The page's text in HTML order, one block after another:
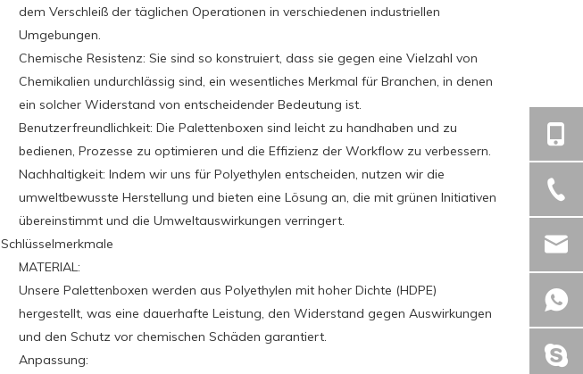
dem Verschleiß der täglichen Operationen in verschiedenen industriellen
Umgebungen.
Chemische Resistenz: Sie sind so konstruiert, dass sie gegen eine Vielzahl von
Chemikalien undurchlässig sind, ein wesentliches Merkmal für Branchen, in denen
ein solcher Widerstand von entscheidender Bedeutung ist.
Benutzerfreundlichkeit: Die Palettenboxen sind leicht zu handhaben und zu
bedienen, Prozesse zu optimieren und die Effizienz der Workflow zu verbessern.
Nachhaltigkeit: Indem wir uns für Polyethylen entscheiden, nutzen wir die
umweltbewusste Herstellung und bieten eine Lösung an, die mit grünen Initiativen
übereinstimmt und die Umweltauswirkungen verringert.
Schlüsselmerkmale
MATERIAL:
Unsere Palettenboxen werden aus Polyethylen mit hoher Dichte (HDPE)
hergestellt, was eine dauerhafte Leistung, den Widerstand gegen Auswirkungen
und den Schutz vor chemischen Schäden garantiert.
Anpassung: